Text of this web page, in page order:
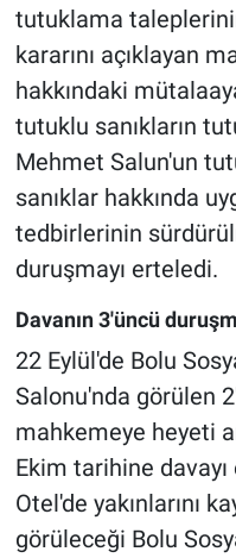
tutuklama
kararını açıklayan
hakkındaki
tutuklu sanıkların
Mehmet Salun'un
sanıklar hakkında
tedbirlerinin
duruşmayı erteledi.
Davanın 3'üncü
22 Eylül'de Bolu
Salonu'nda görülen
mahkemeye heyeti
Ekim tarihine
Otel'de yakınlarını
görüleceği Bolu